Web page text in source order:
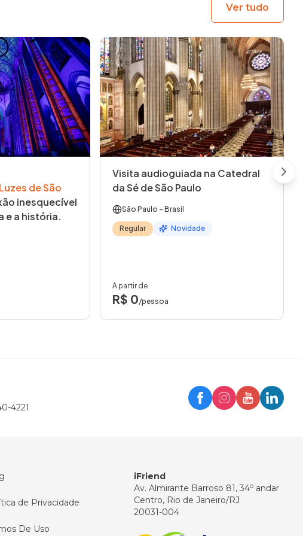
Ver tudo
de São
inesquecível
e a história.
Visita audioguiada na Catedral
da Sé de São Paulo
São Paulo - Brasil
Regular Novidade
A partir de
R$ 0/pessoa
4221
de Privacidade
De Uso
iFriend
Av. Almirante Barroso 81, 34o andar
Centro, Rio de Janeiro/RJ
20031-004